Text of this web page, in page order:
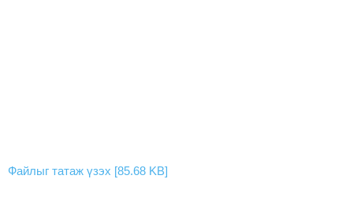
Файлыг татаж үзэх [85.68 KB]